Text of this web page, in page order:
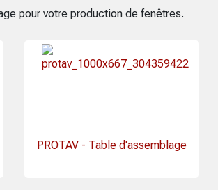
pour votre production de fenêtres.
PROTAV - Table d'assemblage